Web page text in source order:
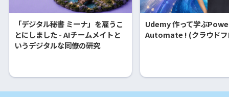
「デジタル秘書 ミーナ」を雇うこ
とにしました - AIチームメイトと
いうデジタルな同僚の研究
Udemy 作って学ぶ
Automate ! (クラウドフ